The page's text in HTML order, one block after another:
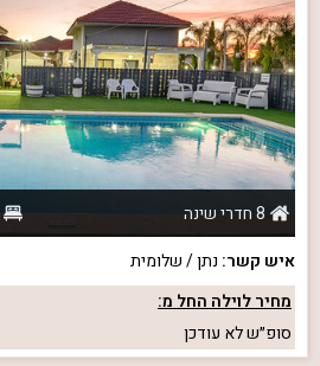
8 חדרי שינה
איש קשר: נתן / שלומית
מחיר לוילה החל מ:
סופ״שלא עודכן